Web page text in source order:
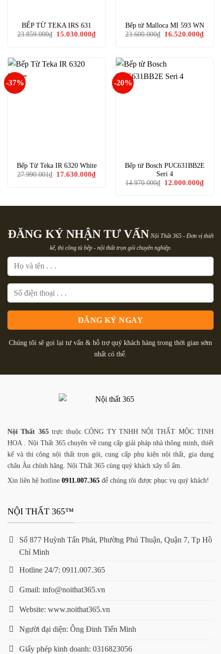
BẾP TỪ TEKA IRS 631
23.859.000₫
Giá
15.030.000₫Giá
hiện
15.030.000₫.
Bếp từ Malloca MI 593 WN
23.600.000₫
Giá
16.520.000₫Giá
hiện
-37%
Bếp Từ Teka IR 6320 White
27.990.001₫
Giá
17.630.000₫Giá
hiện
-20%
Bếp từ Bosch PUC631BB2E
Seri 4
14.970.000₫
Giá
12.000.000₫Giá
hiện
ĐĂNG KÝ NHẬN TƯ VẤN Nội Thất 365 - Đơn vị thiết
kế, thi công tủ bếp - nội thất trọn gói chuyên nghiệp.
Chúng tôi sẽ gọi lại tư vấn & hỗ trợ quý khách hàng trong thời gian sớm
nhất có thể.
Nội Thất 365trực thuộc CÔNG TY TNHH NỘI THẤT MỘC TINH
HOA . Nội Thất 365 chuyên về cung cấp giải pháp nhà thông minh, thiết
kế và thi công nội thất trọn gói, cung cấp phụ kiện nội thất, gia dụng
châu Âu chính hãng. Nội Thất 365 cùng quý khách xây tổ ấm.
Xin liên hệ hotline 0911.007.365 để chúng tôi được phục vụ quý khách!
NỘI THẤT 365™
Số 877 Huỳnh Tấn Phát, Phường Phú Thuận, Quận 7, Tp Hồ
Chí Minh
Hotline 24/7: 0911.007.365
Gmail: info@noithat365.vn
Website: www.noithat365.vn
Người đại diện: Ông Đinh Tiến Minh
Giấy phép kinh doanh: 0316823056